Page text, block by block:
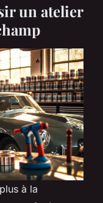
un atelier
à la